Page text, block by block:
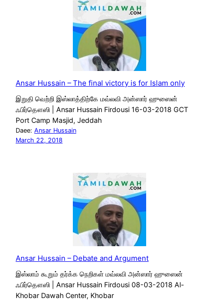
Ansar Hussain – The final victory is for Islam only
இறுதி வெற்றி இஸ்லாத்திற்கே மவ்லவி அன்ஸார் ஹுஸைன்
ஃபிர்தௌஸி | Ansar Hussain Firdousi 16-03-2018 GCT
Port Camp Masjid, Jeddah
Daee: Ansar Hussain
March 22, 2018
Ansar Hussain – Debate and Argument
இஸ்லாம் கூறும் தர்க்க நெறிகள் மவ்லவி அன்ஸார் ஹுஸைன்
ஃபிர்தௌஸி | Ansar Hussain Firdousi 08-03-2018 Al-
Khobar Dawah Center, Khobar